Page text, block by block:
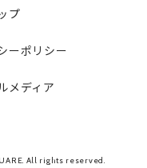
プ
ーポリシー
メディア
All rights reserved.